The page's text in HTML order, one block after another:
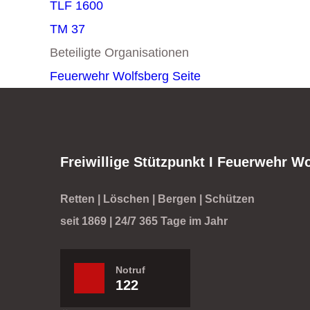
TLF 1600
TM 37
Beteiligte Organisationen
Feuerwehr Wolfsberg Seite
Freiwillige Stützpunkt I Feuerwehr
Retten | Löschen | Bergen | Schützen
seit 1869 | 24/7 365 Tage im Jahr
Notruf
122